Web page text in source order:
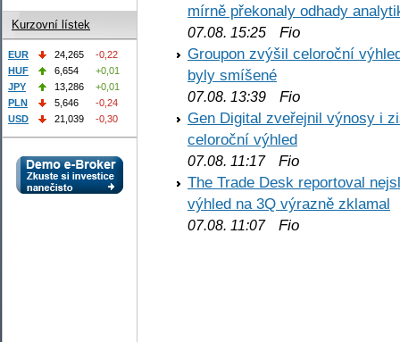
mírně překonaly odhady
07.08. 15:25 Fio
Groupon zvýšil celoroční
byly smíšené
07.08. 13:39 Fio
Gen Digital zveřejnil výnosy i
celoroční výhled
07.08. 11:17Fio
The Trade Desk reportoval
výhled na 3Q výrazně zklamal
07.08. 11:07Fio
Kurzovní lístek
EUR 24,265
-0,22
HUF
6,654
+0,01
JPY
13,286
+0,01
PLN
5,646
-0,24
USD
21,039 -0,30